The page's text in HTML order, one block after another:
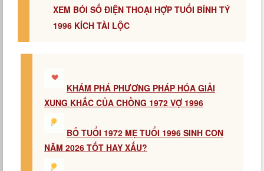
XEM BÓI SỐ ĐIỆN THOẠI HỢP TUỔI BÍNH TÝ
1996 KÍCH TÀI LỘC
KHÁM PHÁ PHƯƠNG PHÁP HÓA GIẢI
XUNG KHẮC CỦA CHỒNG 1972 VỢ 1996
BỐ TUỔI 1972 MẸ TUỔI 1996 SINH CON
NĂM 2026 TỐT HAY XẤU?